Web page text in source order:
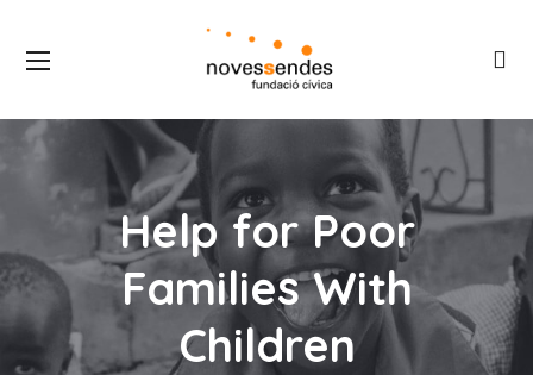
Help for Poor
Families With
Children